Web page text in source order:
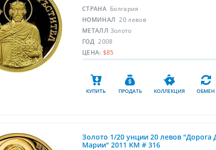
СТРАНА Болгария
НОМИНАЛ 20 левов
МЕТАЛЛ Золото
ГОД 2008
ЦЕНА: $85
КУПИТЬ ПРОДАТЬ КОЛЛЕКЦИЯ ОБМЕН
Золото 1/20 унции 20 левов "Дорога
Марии" 2011 KM # 316